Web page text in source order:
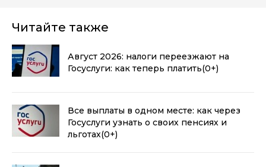
Читайте также
Август 2026: налоги переезжают на
Госуслуги: как теперь платить(0+)
Все выплаты в одном месте: как через
Госуслуги узнать о своих пенсиях и
льготах(0+)